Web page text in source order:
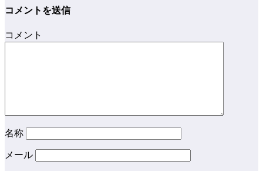
コメントを送信
コメント
名称
メール